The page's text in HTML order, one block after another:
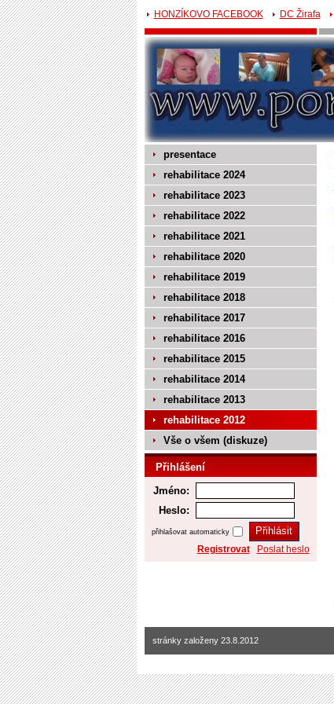
HONZÍKOVO FACEBOOK DC Žirafa
presentace
rehabilitace 2024
rehabilitace 2023
rehabilitace 2022
rehabilitace 2021
rehabilitace 2020
rehabilitace 2019
rehabilitace 2018
rehabilitace 2017
rehabilitace 2016
rehabilitace 2015
rehabilitace 2014
rehabilitace 2013
rehabilitace 2012
Vše o všem (diskuze)
Přihlášení
Jméno:
Heslo:
přihlašovat automaticky
Registrovat Poslat heslo
stránky založeny 23.8.2012